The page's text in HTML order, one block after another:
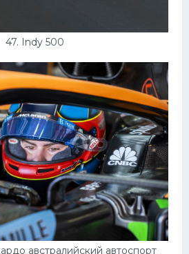
47. Indy 500
австралийский автоспорт